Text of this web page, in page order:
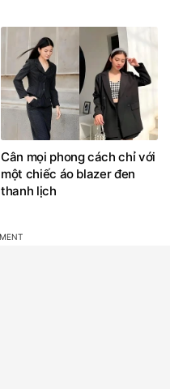
Cân mọi phong cách chỉ với
một chiếc áo blazer đen
thanh lịch